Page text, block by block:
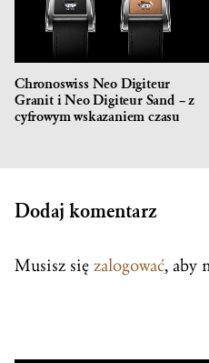
Chronoswiss Neo Digiteur
Granit i Neo Digiteur Sand – z
cyfrowym wskazaniem czasu
Dodaj komentarz
Musisz się zalogować, aby